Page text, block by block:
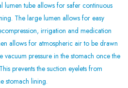
lumen tube allows for safer continuous
The large lumen allows for easy
irrigation and medication
allows for atmospheric air to be drawn
vacuum pressure in the stomach once the
prevents the suction eyelets from
stomach lining.